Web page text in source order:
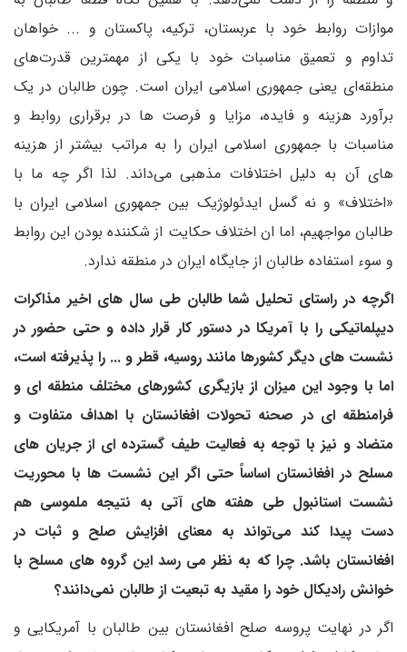
موازات روابط خود با عربستان، ترکیه، پاکستان و ... خواهان
تداوم و تعمیق مناسبات خود با یکی از مهمترین قدرت‌های
منطقه‌ای یعنی جمهوری اسلامی ایران است. چون طالبان در یک
برآورد هزینه و فایده، مزایا و فرصت ها در برقراری روابط و
مناسبات با جمهوری اسلامی ایران را به مراتب بیشتر از هزینه
های آن به دلیل اختلافات مذهبی می‌داند. لذا اگر چه ما با
«اختلاف» و نه گسل ایدئولوژیک بین جمهوری اسلامی ایران با
طالبان مواجهیم، اما ان اختلاف حکایت از شکننده بودن این روابط
و سوء استفاده طالبان از جایگاه ایران در منطقه ندارد.
اگرچه در راستای تحلیل شما طالبان طی سال های اخیر مذاکرات
دیپلماتیکی را با آمریکا در دستور کار قرار داده و حتی حضور در
نشست های دیگر کشورها مانند روسیه، قطر و ... را پذیرفته است،
اما با وجود این میزان از بازیگری کشورهای مختلف منطقه ای و
فرامنطقه ای در صحنه تحولات افغانستان با اهداف متفاوت و
متضاد و نیز با توجه به فعالیت طیف گسترده ای از جریان های
مسلح در افغانستان اساساً حتی اگر این نشست ها با محوریت
نشست استانبول طی هفته های آتی به نتیجه ملموسی هم
دست پیدا کند می‌تواند به معنای افزایش صلح و ثبات در
افغانستان باشد. چرا که به نظر می رسد این گروه های مسلح با
خوانش رادیکال خود را مقید به تبعیت از طالبان نمی‌دانند؟
اگر در نهایت پروسه صلح افغانستان بین طالبان با آمریکایی و